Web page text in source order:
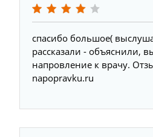
спасибо большое(
рассказали - объяснили,
напровление к врачу.
napopravku.ru